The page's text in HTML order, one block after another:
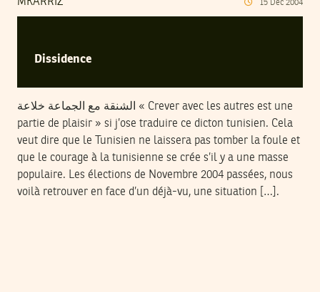
15 Dec 2004
Dissidence
الشنقة مع الجماعة خلاعة « Crever avec les autres est une
partie de plaisir » si j’ose traduire ce dicton tunisien. Cela
veut dire que le Tunisien ne laissera pas tomber la foule et
que le courage à la tunisienne se crée s’il y a une masse
populaire. Les élections de Novembre 2004 passées, nous
voilà retrouver en face d’un déjà-vu, une situation […].